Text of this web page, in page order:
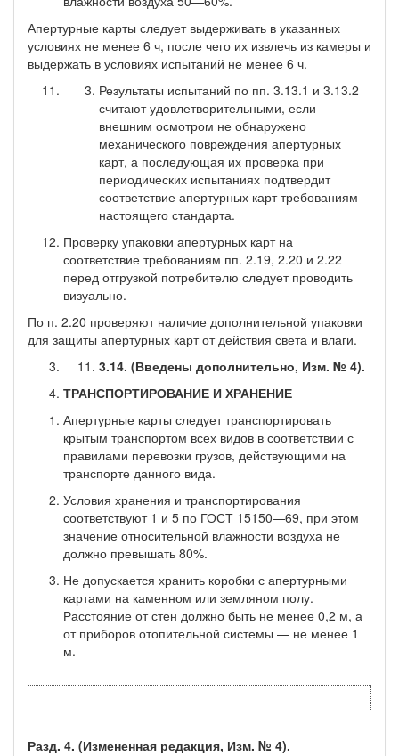
Апертурные карты следует выдерживать в указанных
услови­ях не менее 6 ч, после чего их извлечь из камеры и
выдержать в условиях испытаний не менее 6 ч.
Результаты испытаний по пп. 3.13.1 и 3.13.2
считают удовлетворительными, если
внешним осмотром не обнаружено
механического повреждения апертурных
карт, а последующая их проверка при
периодических испытаниях подтвердит
соответствие апертурных карт требованиям
настоящего стандарта.
Проверку упаковки апертурных карт на
соответствие требованиям пп. 2.19, 2.20 и 2.22
перед отгрузкой потребителю следует проводить
визуально.
По п. 2.20 проверяют наличие дополнительной упаковки
для защиты апертурных карт от действия света и влаги.
3.14. (Введены дополнительно, Изм. № 4).
ТРАНСПОРТИРОВАНИЕ И ХРАНЕНИЕ
Апертурные карты следует транспортировать
крытым транспортом всех видов в соответствии с
правилами перевозки грузов, действующими на
транспорте данного вида.
Условия хранения и транспортирования
соответствуют 1 и 5 по ГОСТ 15150—69, при этом
значение относительной влаж­ности воздуха не
должно превышать 80%.
Не допускается хранить коробки с апертурными
картами на каменном или земляном полу.
Расстояние от стен должно быть не менее 0,2 м, а
от приборов отопительной системы — не менее 1
м.
Разд. 4. (Измененная редакция, Изм. № 4).